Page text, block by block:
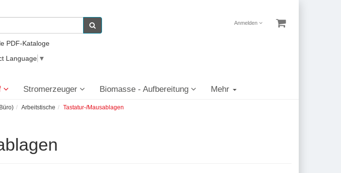
Anmelden
PDF-Kataloge
Language ▼
Stromerzeuger Biomasse - Aufbereitung Mehr
Arbeitstische Tastatur-/Mausablagen